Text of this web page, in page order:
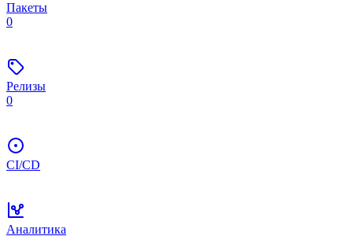
Пакеты
0
Релизы
0
CI/CD
Аналитика